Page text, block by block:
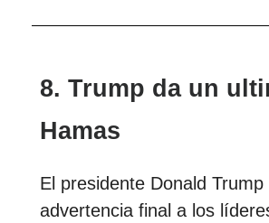
8. Trump da un
Hamas
El presidente Donald
advertencia final a los